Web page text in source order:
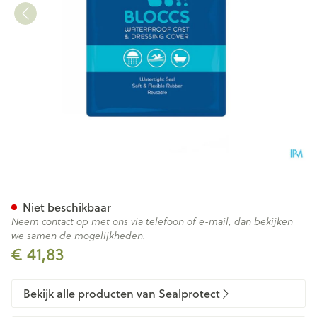
€ 41,83
Niet beschikbaar
Neem contact op met ons via telefoon of e-mail, dan bekijken
we samen de mogelijkheden.
Bekijk alle producten van Sealprotect